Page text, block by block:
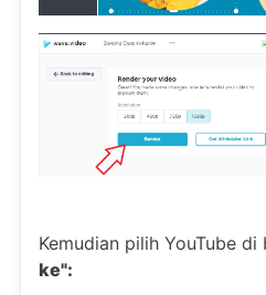
Kemudian pilih YouTube di
ke":